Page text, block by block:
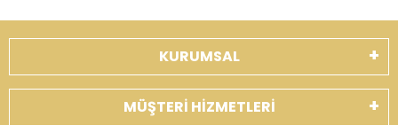
KURUMSAL
MÜŞTERİ HİZMETLERİ